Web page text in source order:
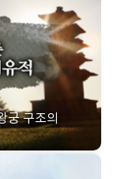
궁 구조의